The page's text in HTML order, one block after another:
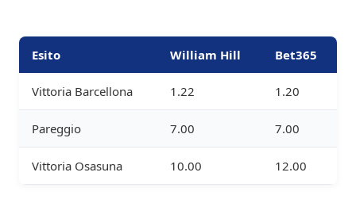
Esito William Hill Bet365
Vittoria Barcellona 1.22 1.20
Pareggio 7.00 7.00
Vittoria Osasuna 10.00 12.00